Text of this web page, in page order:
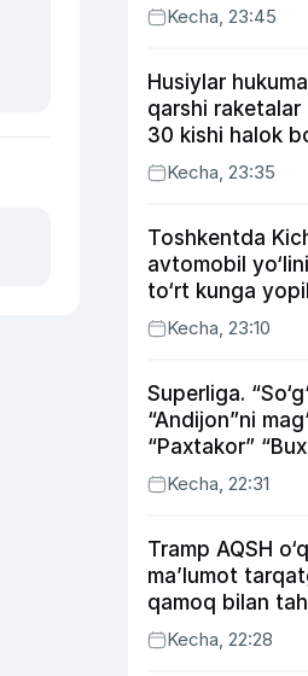
Kecha, 23:45
Husiylar
qarshi raketalar
30 kishi halok
Kecha, 23:35
Toshkentda
avtomobil
to‘rt kunga
Kecha, 23:10
Superliga.
“Andijon”ni
“Paxtakor”
bahsda
chiqardi
Kecha, 22:31
Tramp AQSH
ma’lumot
qamoq bilan
Kecha, 22:28